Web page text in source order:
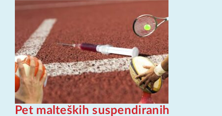
Pet malteških suspendiranih